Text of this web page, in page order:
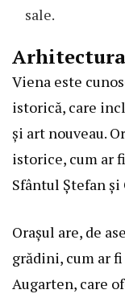
sale.
Viena este
istorică, care
și art nouveau.
istorice, cum ar
Sfântul Ștefan și
Orașul are, de
grădini, cum ar
Augarten, care